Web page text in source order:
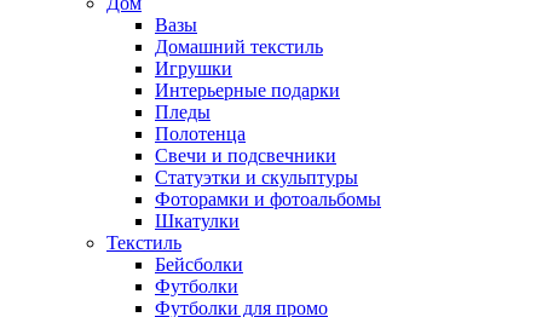
Вазы
Домашний текстиль
Игрушки
Интерьерные подарки
Пледы
Полотенца
Свечи и подсвечники
Статуэтки и скульптуры
Фоторамки и фотоальбомы
Шкатулки
Текстиль
Бейсболки
Футболки
Футболки для промо